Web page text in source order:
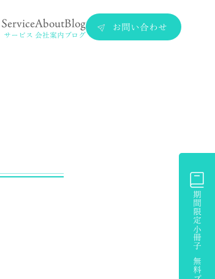
Service
サービス
About
会社案内
Blog
ブログ お問い合わせ
期間限定小冊子 無料プレゼント